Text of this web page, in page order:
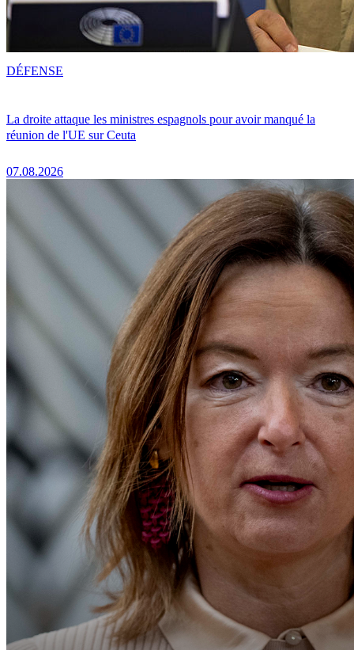
La droite attaque les ministres espagnols pour avoir manqué la
réunion de l'UE sur Ceuta
07.08.2026
DÉFENSE